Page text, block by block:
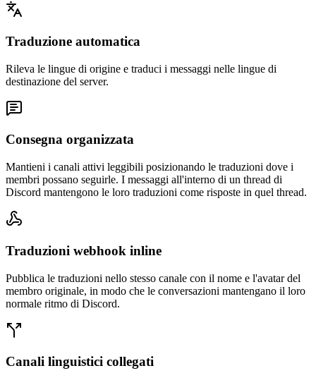
Traduzione automatica
Rileva le lingue di origine e traduci i messaggi nelle lingue di
destinazione del server.
Consegna organizzata
Mantieni i canali attivi leggibili posizionando le traduzioni dove i
membri possano seguirle. I messaggi all'interno di un thread di
Discord mantengono le loro traduzioni come risposte in quel thread.
Traduzioni webhook inline
Pubblica le traduzioni nello stesso canale con il nome e l'avatar del
membro originale, in modo che le conversazioni mantengano il loro
normale ritmo di Discord.
Canali linguistici collegati